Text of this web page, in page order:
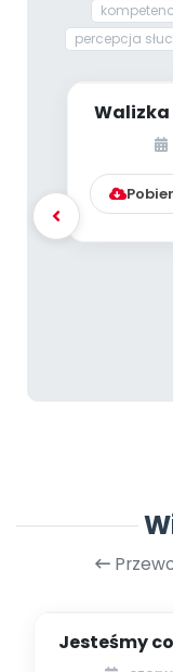
percepcja
Walizka
[PBP -
Jesteśmy